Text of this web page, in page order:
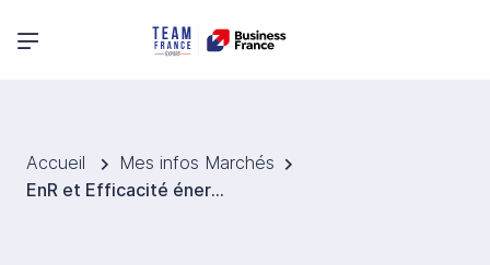
Menu principal
Accueil
Mes infos Marchés
EnR et Efficacité énergétique en Malaisie